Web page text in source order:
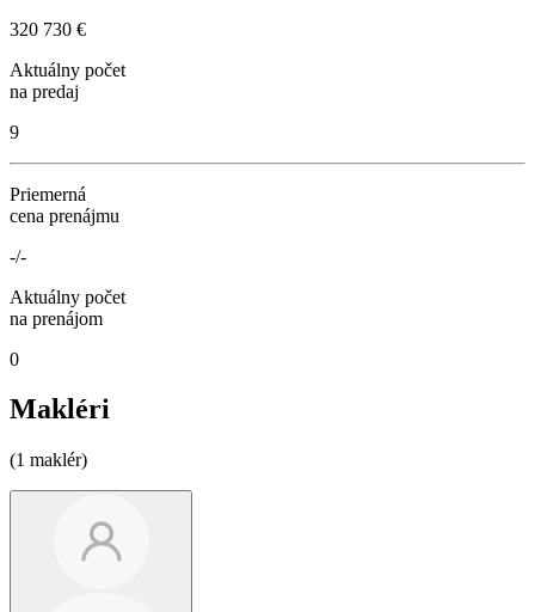
320 730 €
Aktuálny počet
na predaj
9
Priemerná
cena prenájmu
-/-
Aktuálny počet
na prenájom
0
Makléri
(1 maklér)